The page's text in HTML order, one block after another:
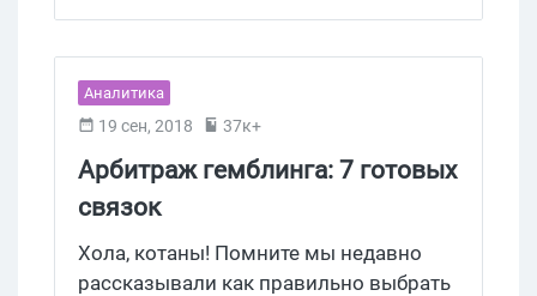
на него мы собрали в этой статье.
Аналитика
19 сен, 2018 37к+
Арбитраж гемблинга: 7 готовых
связок
Хола, котаны! Помните мы недавно
рассказывали как правильно выбрать